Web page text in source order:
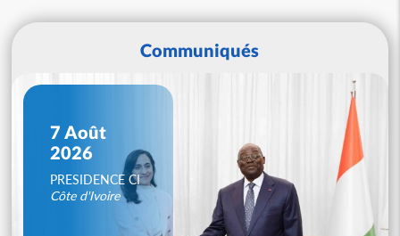
Communiqués
7 Août
2026
PRESIDENCE CI
Côte d'Ivoire